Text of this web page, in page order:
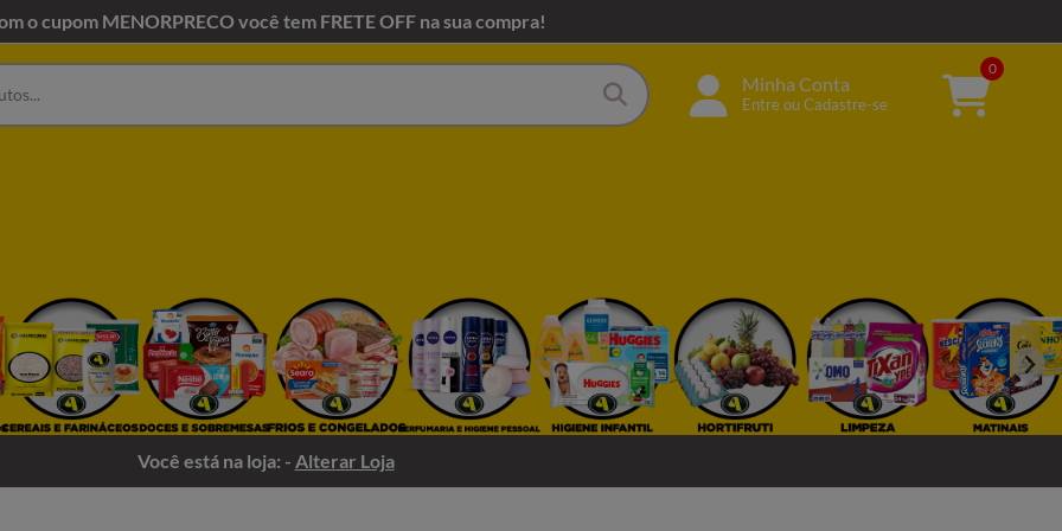
o cupom MENORPRECO você tem FRETE OFF na sua compra!
Minha Conta
Entre ou Cadastre-se
0
Você está na loja: - Alterar Loja